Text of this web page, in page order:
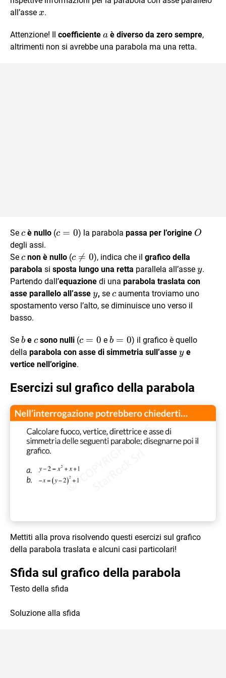
all’asse x
x.
Attenzione! Il coefficiente a
a è diverso da zero sempre,
altrimenti non si avrebbe una parabola ma una retta.
Se c
c è nullo (c=0
c = 0) la parabola passa per l’origine O
O
degli assi.
Se c
c non è nullo (c\ne0
c 
= 0), indica che il grafico della
parabola si sposta lungo una retta parallela all’asse y
y.
Partendo dall’equazione di una parabola traslata con
asse parallelo all’asse y
y, se c
caumenta troviamo uno
spostamento verso l’alto, se diminuisce uno verso il
basso.
Se b
b e c
c sono nulli (c=0
c = 0 e b=0
b = 0) il grafico è quello
della parabola con asse di simmetria sull’asse y
ye
vertice nell’origine.
Esercizi sul grafico della parabola
Mettiti alla prova risolvendo questi esercizi sul grafico
della parabola traslata e alcuni casi particolari!
Sfida sul grafico della parabola
Testo della sfida
Soluzione alla sfida